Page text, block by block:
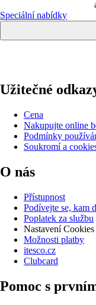
Speciální nabídky
Užitečné
Cena
Nakupujte online
Podmínky
Soukromí a
O nás
Přístupnost
Podívejte se, kam
Poplatek za službu
Nastavení Cookies
Možnosti platby
itesco.cz
Clubcard
Pomoc s